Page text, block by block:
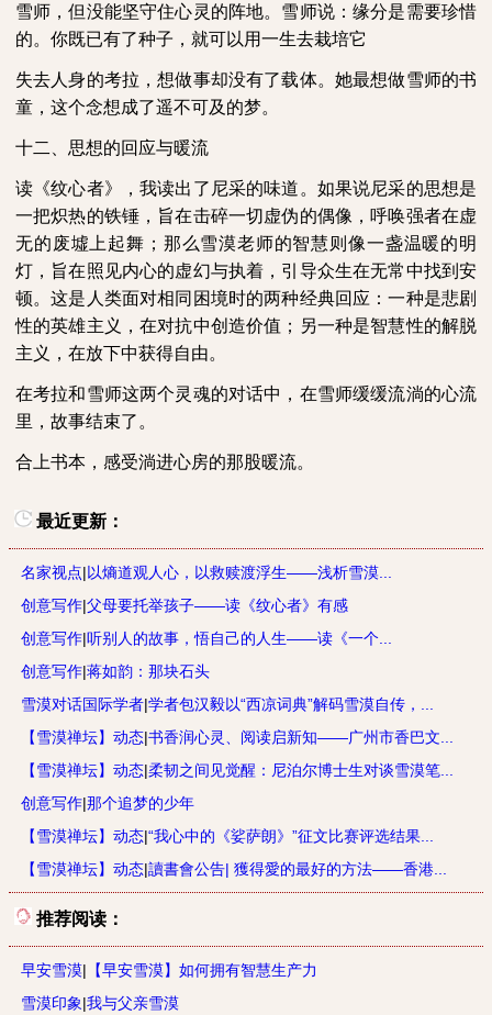
雪师，但没能坚守住心灵的阵地。雪师说：缘分是需要珍惜
的。你既已有了种子，就可以用一生去栽培它
失去人身的考拉，想做事却没有了载体。她最想做雪师的书
童，这个念想成了遥不可及的梦。
十二、思想的回应与暖流
读《纹心者》，我读出了尼采的味道。如果说尼采的思想是
一把炽热的铁锤，旨在击碎一切虚伪的偶像，呼唤强者在虚
无的废墟上起舞；那么雪漠老师的智慧则像一盏温暖的明
灯，旨在照见内心的虚幻与执着，引导众生在无常中找到安
顿。这是人类面对相同困境时的两种经典回应：一种是悲剧
性的英雄主义，在对抗中创造价值；另一种是智慧性的解脱
主义，在放下中获得自由。
在考拉和雪师这两个灵魂的对话中，在雪师缓缓流淌的心流
里，故事结束了。
合上书本，感受淌进心房的那股暖流。
最近更新：
名家视点|以熵道观人心，以救赎渡浮生——浅析雪漠...
创意写作|父母要托举孩子——读《纹心者》有感
创意写作|听别人的故事，悟自己的人生——读《一个...
创意写作|蒋如韵：那块石头
雪漠对话国际学者|学者包汉毅以“西凉词典”解码雪漠自传，...
【雪漠禅坛】动态|书香润心灵、阅读启新知——广州市香巴文...
【雪漠禅坛】动态|柔韧之间见觉醒：尼泊尔博士生对谈雪漠笔...
创意写作|那个追梦的少年
【雪漠禅坛】动态|“我心中的《娑萨朗》”征文比赛评选结果...
【雪漠禅坛】动态|讀書會公告| 獲得愛的最好的方法——香港...
推荐阅读：
早安雪漠| 【早安雪漠】如何拥有智慧生产力
雪漠印象|我与父亲雪漠